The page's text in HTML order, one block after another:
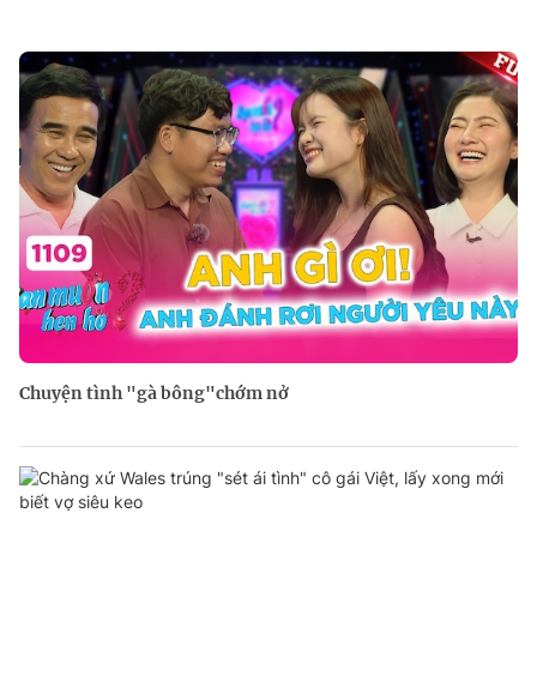
Chuyện tình "gà bông"chớm nở